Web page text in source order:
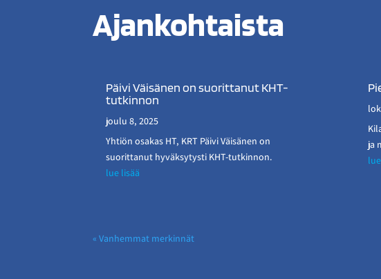
Ajankohtaista
Päivi Väisänen on suorittanut KHT-
tutkinnon
joulu 8, 2025
Yhtiön osakas HT, KRT Päivi Väisänen on
suorittanut hyväksytysti KHT-tutkinnon.
lue lisää
ja
« Vanhemmat merkinnät